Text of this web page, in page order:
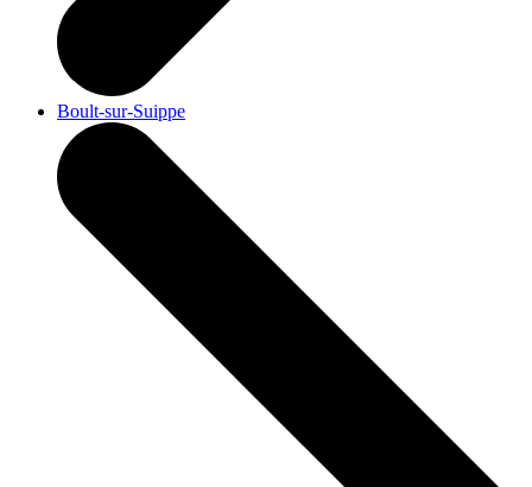
Boult-sur-Suippe